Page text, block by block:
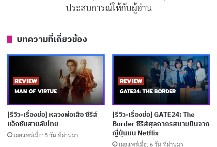
จิคกะเป็นคนเดียวที่กลับมาจากเกาะได้ แต่เขากลับทำตัว
เหมือนไม่สนใจคำถามของโชกุนเท่าไหร่นัก ทำเป็นตลก
ประสบการณ์ให้กับผู้อ่าน
บทความที่เกี่ยวข้อง
[รีวิว-เรื่องย่อ] หลวงพ่อเสือ ซีรีส์
แอ็กชันสายลับไทย
เผยแพร่เมื่อ: 5 วัน ที่ผ่านมา
[รีวิว-เรื่องย่อ] GATE24: The
Border ซีรีส์ศุลกากรสนามบินจาก
ญี่ปุ่นบน Netflix
เผยแพร่เมื่อ: 6 วัน ที่ผ่านมา